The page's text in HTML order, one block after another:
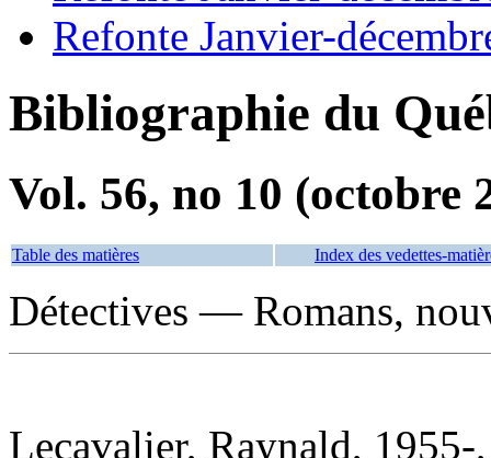
Refonte Janvier-
Bibliographie du
Vol. 56, no 10 (octobre
Table des matières Index des vedettes-
Détectives — Romans,
Lecavalier, Raynald, 1955-